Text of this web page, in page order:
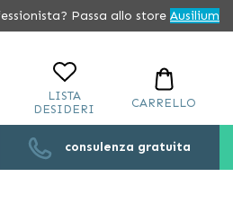
Passa allo store Ausilium
LISTA
DESIDERI
CARRELLO
consulenza gratuita